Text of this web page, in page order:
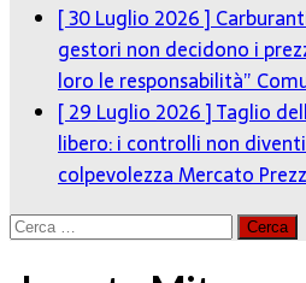
[ 30 Luglio 2026 ]
gestori non decidono i
loro le responsabilità”
[ 29 Luglio 2026 ]Taglio
libero: i controlli non
colpevolezzaMercato
Ricerca